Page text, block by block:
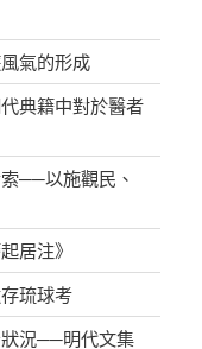
氣的形成
典籍中對於醫者
──以施觀民、
居注》
琉球考
況──明代文集